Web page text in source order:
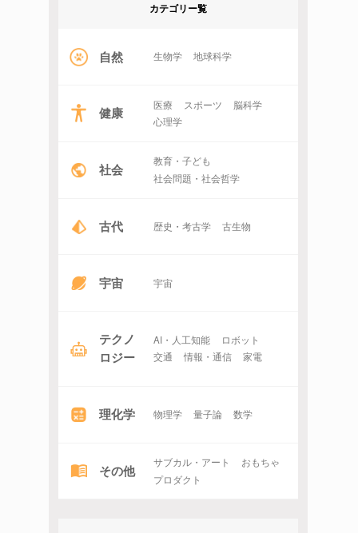
カテゴリー覧
自然 生物学 地球科学
健康 医療 スポーツ
脳科学
心理学
社会
教育・子ども
社会問題・社会哲学
古代 歴史・考古学 古生物
宇宙 宇宙
テクノ
ロジー
AI・人工知能
ロボット
交通
情報・通信 家電
理化学 物理学 量子論 数学
その他 サブカル・アート
おもちゃ
プロダクト